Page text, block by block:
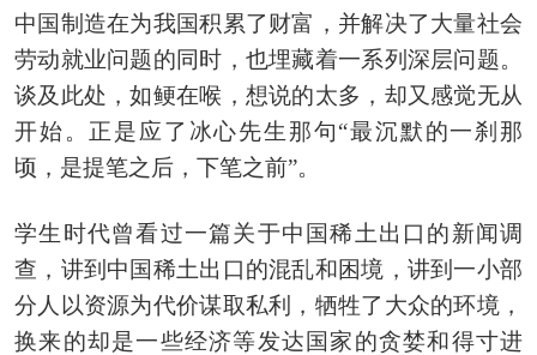
中国制造在为我国积累了财富，并解决了大量社会
劳动就业问题的同时，也埋藏着一系列深层问题。
谈及此处，如鲠在喉，想说的太多，却又感觉无从
开始。正是应了冰心先生那句“最沉默的一刹那
顷，是提笔之后，下笔之前”。
学生时代曾看过一篇关于中国稀土出口的新闻调
查，讲到中国稀土出口的混乱和困境，讲到一小部
分人以资源为代价谋取私利，牺牲了大众的环境，
换来的却是一些经济等发达国家的贪婪和得寸进